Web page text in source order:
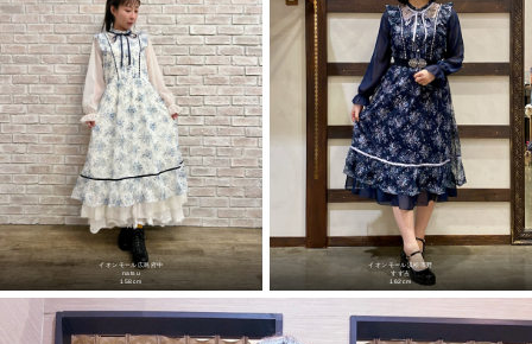
イオンモール広島府中
natsu
158cm
イオンモール浜松市野
すず吉
162cm